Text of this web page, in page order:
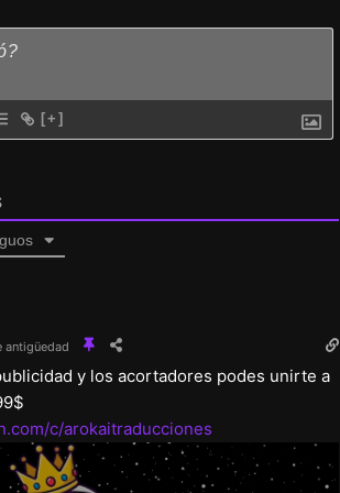
«Prueba de resistencia»
«La avaricia no te traerá
ningún beneficio»
la escena «Mirón»
la escena «Pata amiga»
de errores
eliminó a Herobrine
el icono de la aplicación
[+]
antigüedad
y los acortadores podes unirte a
c/arokaitraducciones